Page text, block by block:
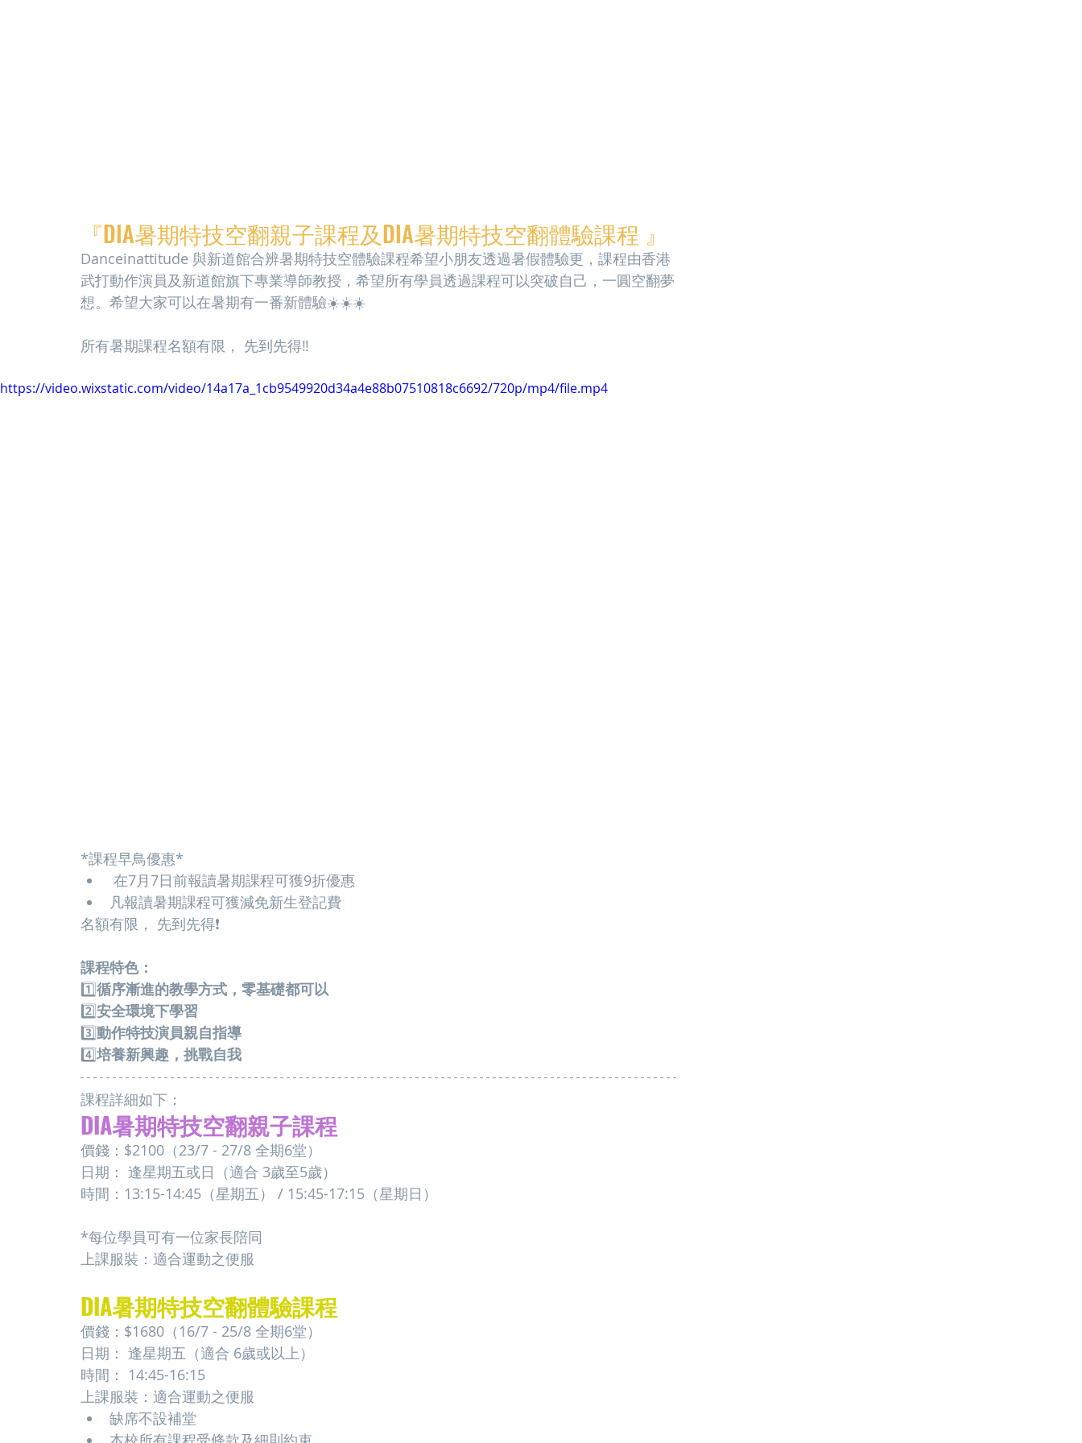
『DIA暑期特技空翻親子課程及DIA暑期特技空翻體驗課程 』
Danceinattitude 與新道館合辨暑期特技空體驗課程希望小朋友透過暑假體驗更，課程由香港
武打動作演員及新道館旗下專業導師教授，希望所有學員透過課程可以突破自己，一圓空翻夢
想。希望大家可以在暑期有一番新體驗☀️☀️☀️
所有暑期課程名額有限， 先到先得‼️
https://video.wixstatic.com/video/14a17a_1cb9549920d34a4e88b07510818c6692/720p/mp4/file.mp4
*課程早鳥優惠*
在7月7日前報讀暑期課程可獲9折優惠
凡報讀暑期課程可獲減免新生登記費
名額有限， 先到先得❗️
課程特色：
1️⃣循序漸進的教學方式，零基礎都可以
2️⃣安全環境下學習
3️⃣動作特技演員親自指導
4️⃣培養新興趣，挑戰自我
課程詳細如下：
DIA暑期特技空翻親子課程
價錢：$2100（23/7 - 27/8 全期6堂）
日期： 逢星期五或日（適合 3歲至5歲）
時間：13:15-14:45（星期五） / 15:45-17:15（星期日）
*每位學員可有一位家長陪同
上課服裝：適合運動之便服
DIA暑期特技空翻體驗課程
價錢：$1680（16/7 - 25/8 全期6堂）
日期： 逢星期五（適合 6歲或以上）
時間： 14:45-16:15
上課服裝：適合運動之便服
缺席不設補堂